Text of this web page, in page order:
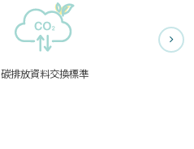
碳排放資料交換標準